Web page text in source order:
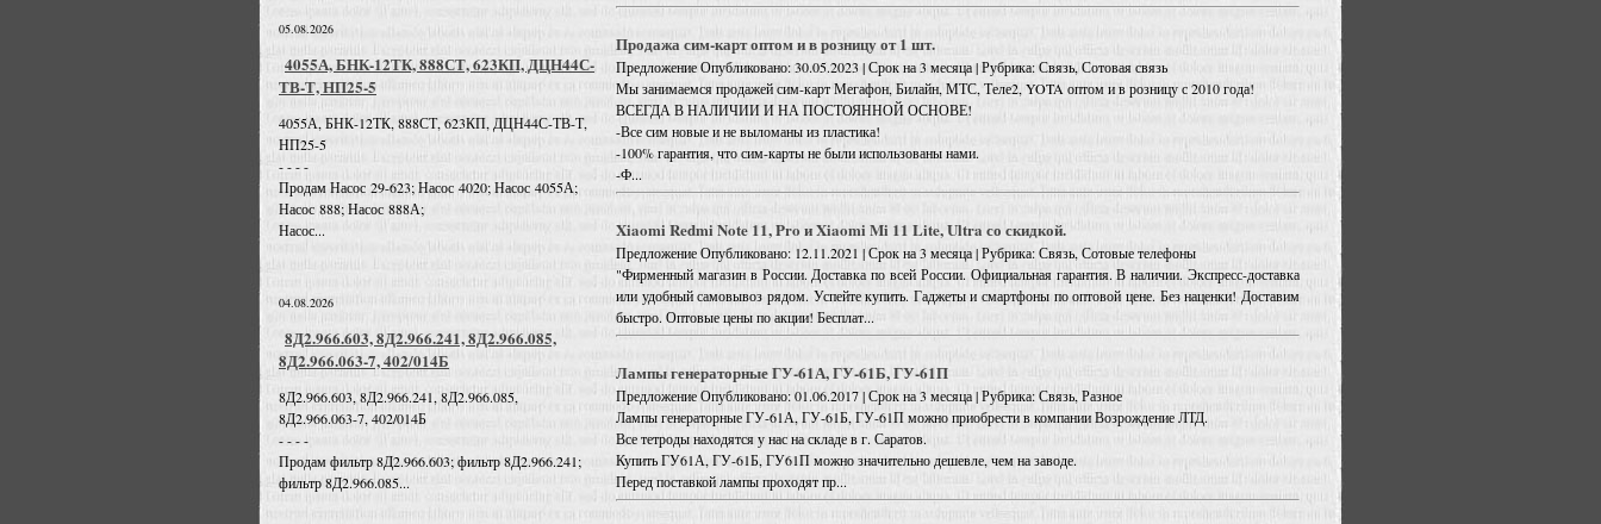
05.08.2026
4055А, БНК-12ТК, 888СТ, 623КП, ДЦН44С-
ТВ-Т, НП25-5
4055А, БНК-12ТК, 888СТ, 623КП, ДЦН44С-ТВ-Т,
НП25-5
- - - -
Продам Насос 29-623; Насос 4020; Насос 4055А;
Насос 888; Насос 888А;
Насос...
04.08.2026
8Д2.966.603, 8Д2.966.241, 8Д2.966.085,
8Д2.966.063-7, 402/014Б
8Д2.966.603, 8Д2.966.241, 8Д2.966.085,
8Д2.966.063-7, 402/014Б
- - - -
Продам фильтр 8Д2.966.603; фильтр 8Д2.966.241;
фильтр 8Д2.966.085...
Продажа сим-карт оптом и в розницу от 1 шт.
ПредложениеОпубликовано: 30.05.2023 | Срок на 3 месяца | Рубрика: Связь, Сотовая связь
Мы занимаемся продажей сим-карт Мегафон, Билайн, МТС, Теле2, YOTA оптом и в розницу с 2010 года!
ВСЕГДА В НАЛИЧИИ И НА ПОСТОЯННОЙ ОСНОВЕ!
-Все сим новые и не выломаны из пластика!
-100% гарантия, что сим-карты не были использованы нами.
-Ф...
Xiaomi Redmi Note 11, Pro и Xiaomi Mi 11 Lite, Ultra со скидкой.
ПредложениеОпубликовано: 12.11.2021 | Срок на 3 месяца | Рубрика: Связь, Сотовые телефоны
"Фирменный магазин в России. Доставка по всей России. Официальная гарантия. В наличии. Экспресс-доставка
или удобный самовывоз рядом. Успейте купить. Гаджеты и смартфоны по оптовой цене. Без наценки! Доставим
быстро. Оптовые цены по акции! Бесплат...
Лампы генераторные ГУ-61А, ГУ-61Б, ГУ-61П
ПредложениеОпубликовано: 01.06.2017 | Срок на 3 месяца | Рубрика: Связь, Разное
Лампы генераторные ГУ-61А, ГУ-61Б, ГУ-61П можно приобрести в компании Возрождение ЛТД.
Все тетроды находятся у нас на складе в г. Саратов.
Купить ГУ61А, ГУ-61Б, ГУ61П можно значительно дешевле, чем на заводе.
Перед поставкой лампы проходят пр...